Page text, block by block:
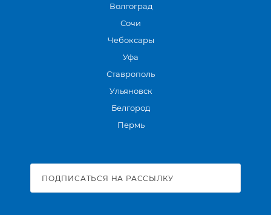
Волгоград
Сочи
Чебоксары
Уфа
Ставрополь
Ульяновск
Белгород
Пермь
ПОДПИСАТЬСЯ НА РАССЫЛКУ